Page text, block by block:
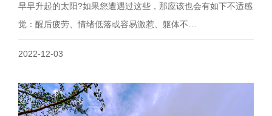
早早升起的太阳?如果您遭遇过这些，那应该也会有如下不适感
觉：醒后疲劳、情绪低落或容易激惹、躯体不…
2022-12-03